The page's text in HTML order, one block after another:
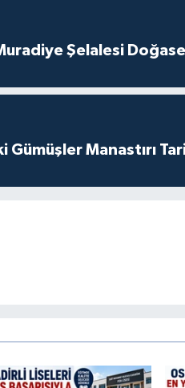
Şelalesi
Gümüşler Manastırı